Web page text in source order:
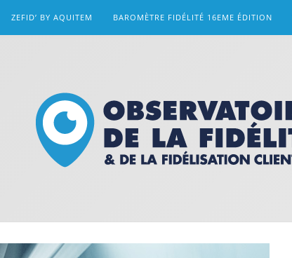
ZEFID’ BY AQUITEM BAROMÈTRE FIDÉLITÉ 16EME ÉDITION